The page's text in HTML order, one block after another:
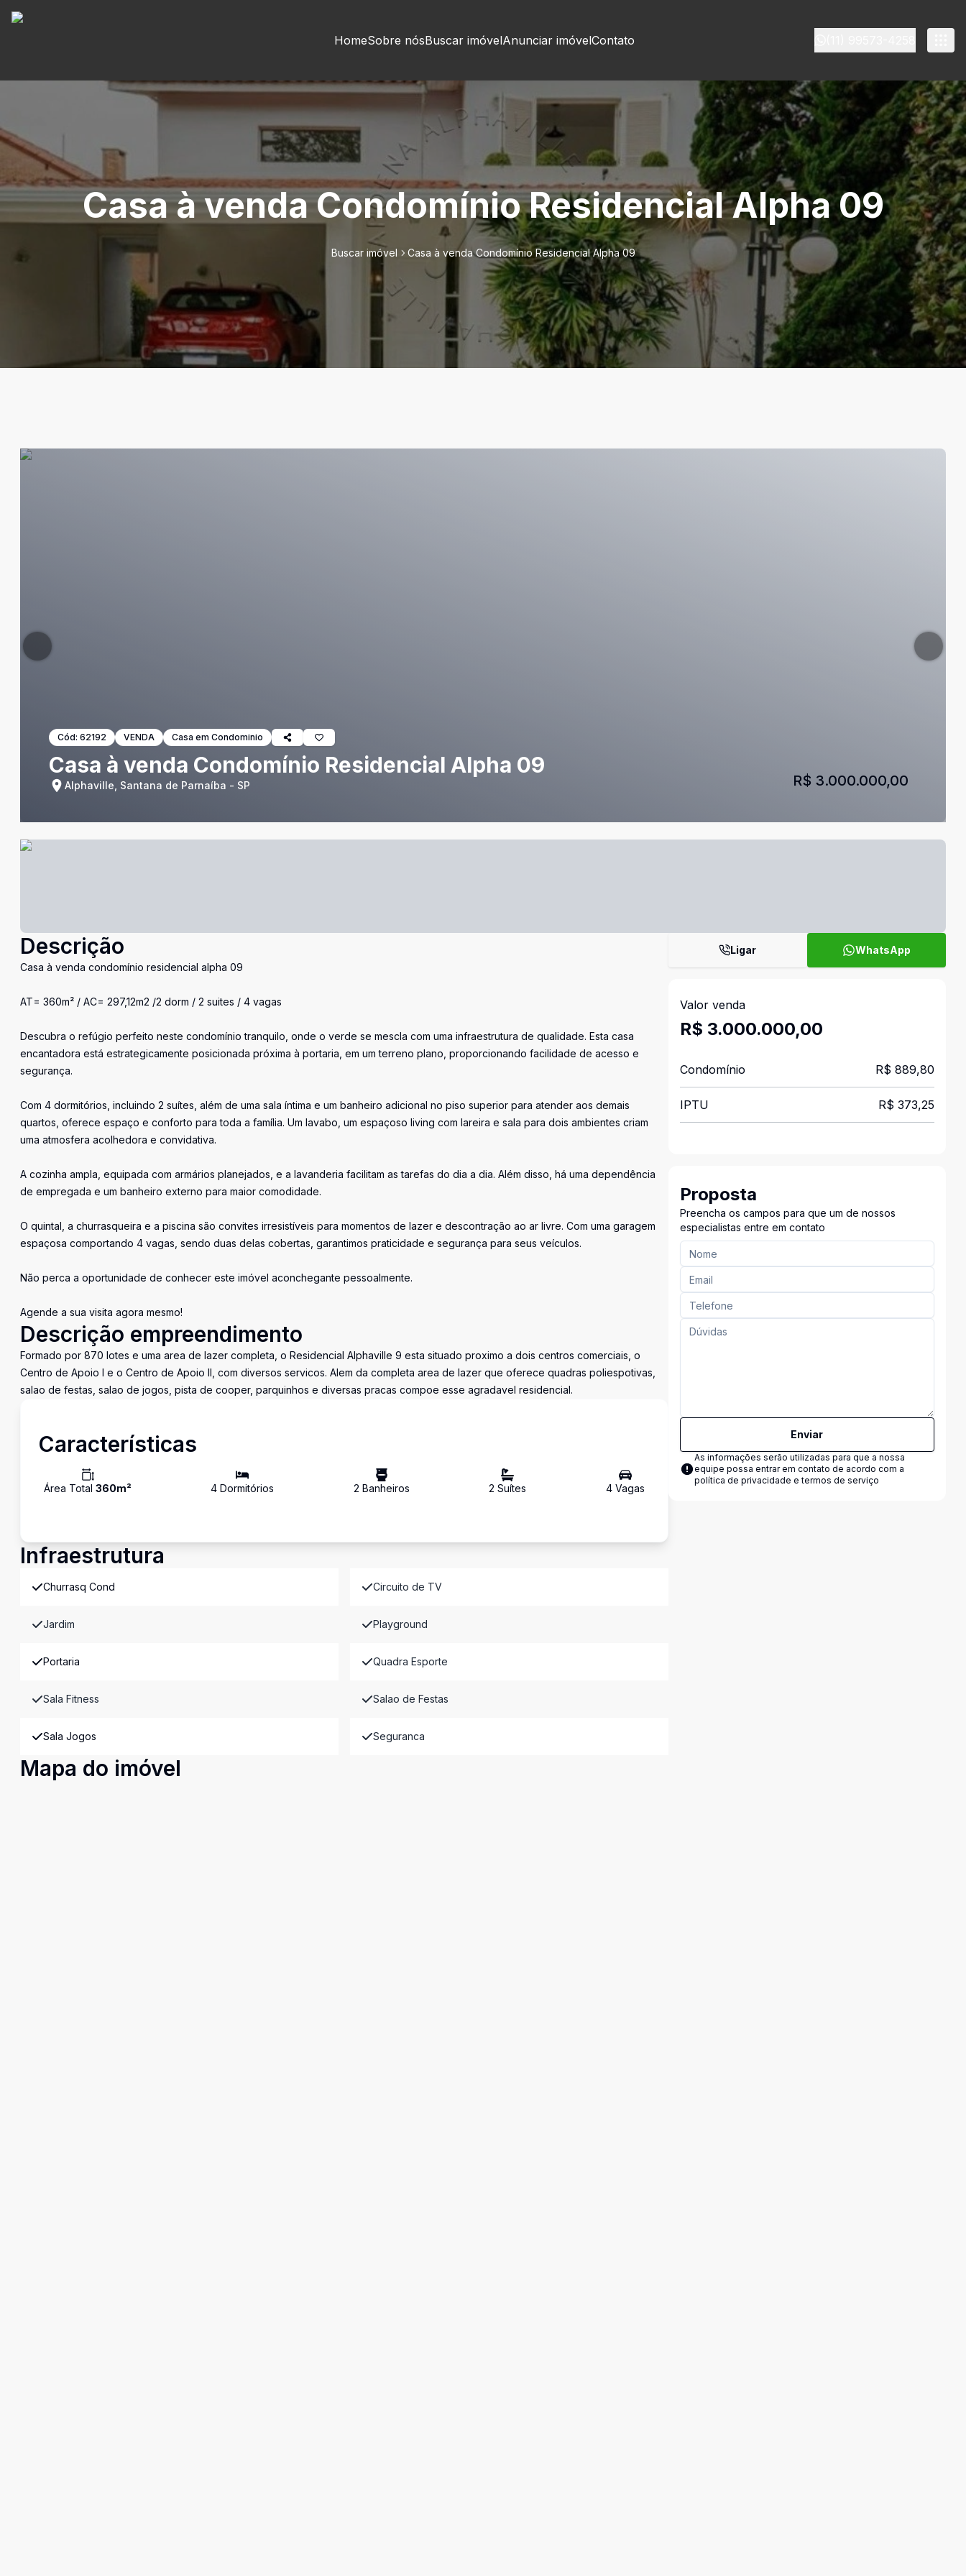
HomeSobre nósBuscar imóvelAnunciar imóvelContato
Casa à venda Condomínio Residencial Alpha 09
Buscar imóvel Casa à venda Condomínio Residencial Alpha 09
Cód: 62192 VENDA Casa em Condominio
Casa à venda Condomínio Residencial Alpha 09
Alphaville, Santana de Parnaíba - SP R$ 3.000.000,00
Descrição
Casa à venda condomínio residencial alpha 09
AT= 360m² / AC= 297,12m2 /2 dorm / 2 suites / 4 vagas
Descubra o refúgio perfeito neste condomínio tranquilo, onde o verde se mescla com uma infraestrutura de qualidade. Esta casa
encantadora está estrategicamente posicionada próxima à portaria, em um terreno plano, proporcionando facilidade de acesso e
segurança.
Com 4 dormitórios, incluindo 2 suítes, além de uma sala íntima e um banheiro adicional no piso superior para atender aos demais
quartos, oferece espaço e conforto para toda a família. Um lavabo, um espaçoso living com lareira e sala para dois ambientes criam
uma atmosfera acolhedora e convidativa.
A cozinha ampla, equipada com armários planejados, e a lavanderia facilitam as tarefas do dia a dia. Além disso, há uma dependência
de empregada e um banheiro externo para maior comodidade.
O quintal, a churrasqueira e a piscina são convites irresistíveis para momentos de lazer e descontração ao ar livre. Com uma garagem
espaçosa comportando 4 vagas, sendo duas delas cobertas, garantimos praticidade e segurança para seus veículos.
Não perca a oportunidade de conhecer este imóvel aconchegante pessoalmente.
Agende a sua visita agora mesmo!
Descrição empreendimento
Formado por 870 lotes e uma area de lazer completa, o Residencial Alphaville 9 esta situado proximo a dois centros comerciais, o
Centro de Apoio I e o Centro de Apoio II, com diversos servicos. Alem da completa area de lazer que oferece quadras poliespotivas,
salao de festas, salao de jogos, pista de cooper, parquinhos e diversas pracas compoe esse agradavel residencial.
Características
Área Total 360m² 4 Dormitórios 2 Banheiros 2 Suítes 4Vagas
Infraestrutura
Churrasq Cond Circuito de TV
Jardim Playground
Portaria Quadra Esporte
Sala Fitness Salao de Festas
Sala Jogos Seguranca
Mapa do imóvel
Ligar WhatsApp
Valor venda
R$ 3.000.000,00
Condomínio R$ 889,80
IPTU R$ 373,25
Proposta
Preencha os campos para que um de nossos
especialistas entre em contato
Enviar
As informações serão utilizadas para que a nossa
equipe possa entrar em contato de acordo com a
política de privacidade e termos de serviço